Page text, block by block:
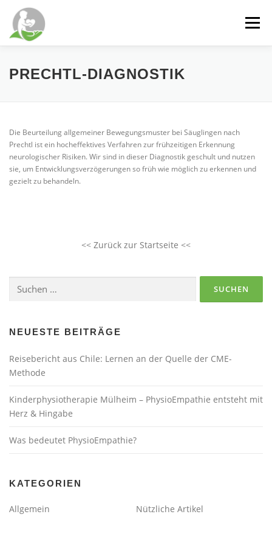
Inhalt
springen
Menü
WILLKOMMEN DIENSTLEISTUNGEN
KONTAKT NEUIGKEITEN
PRECHTL-DIAGNOSTIK
Die Beurteilung allgemeiner Bewegungsmuster bei Säuglingen nach
Prechtl ist ein hocheffektives Verfahren zur frühzeitigen Erkennung
neurologischer Risiken. Wir sind in dieser Diagnostik geschult und nutzen
sie, um Entwicklungsverzögerungen so früh wie möglich zu erkennen und
gezielt zu behandeln.
<< Zurück zur Startseite <<
nach:
NEUESTE BEITRÄGE
Reisebericht aus Chile: Lernen an der Quelle der CME-
Methode
Kinderphysiotherapie Mülheim – PhysioEmpathie entsteht mit
Herz & Hingabe
Was bedeutet PhysioEmpathie?
KATEGORIEN
Allgemein Nützliche Artikel